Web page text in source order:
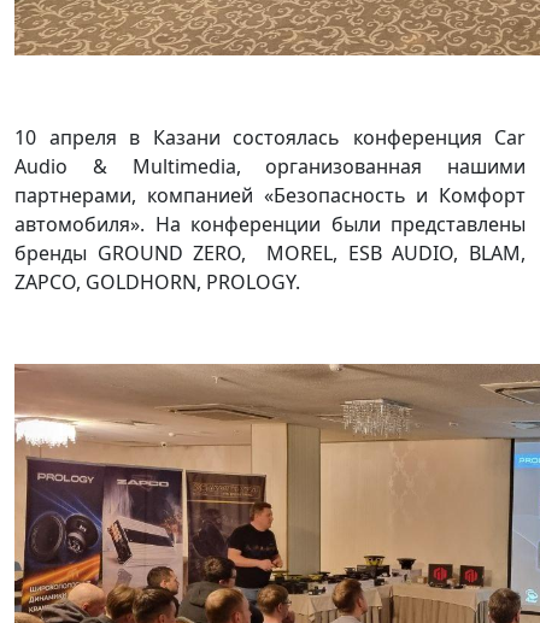
10 апреля в Казани состоялась конференция Car
Audio & Multimedia, организованная нашими
партнерами, компанией «Безопасность и Комфорт
автомобиля». На конференции были представлены
бренды GROUND ZERO, MOREL, ESB AUDIO, BLAM,
ZAPCO, GOLDHORN, PROLOGY.